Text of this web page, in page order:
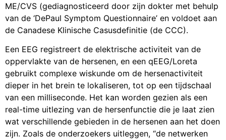
ME/CVS (gediagnosticeerd door zijn dokter met behulp
van de ‘DePaul Symptom Questionnaire’ en voldoet aan
de Canadese Klinische Casusdefinitie (de CCC).
Een EEG registreert de elektrische activiteit van de
oppervlakte van de hersenen, en een qEEG/Loreta
gebruikt complexe wiskunde om de hersenactiviteit
dieper in het brein te lokaliseren, tot op een tijdschaal
van een milliseconde. Het kan worden gezien als een
real-time uitlezing van de hersenfunctie die je laat zien
wat verschillende gebieden in de hersenen aan het doen
zijn. Zoals de onderzoekers uitleggen, “de netwerken